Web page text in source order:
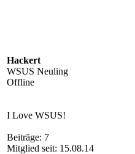
Hackert
WSUS Neuling
Offline
I Love WSUS!
Beiträge: 7
Mitglied seit: 15.08.14